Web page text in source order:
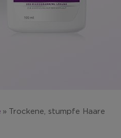
Trockene, stumpfe Haare